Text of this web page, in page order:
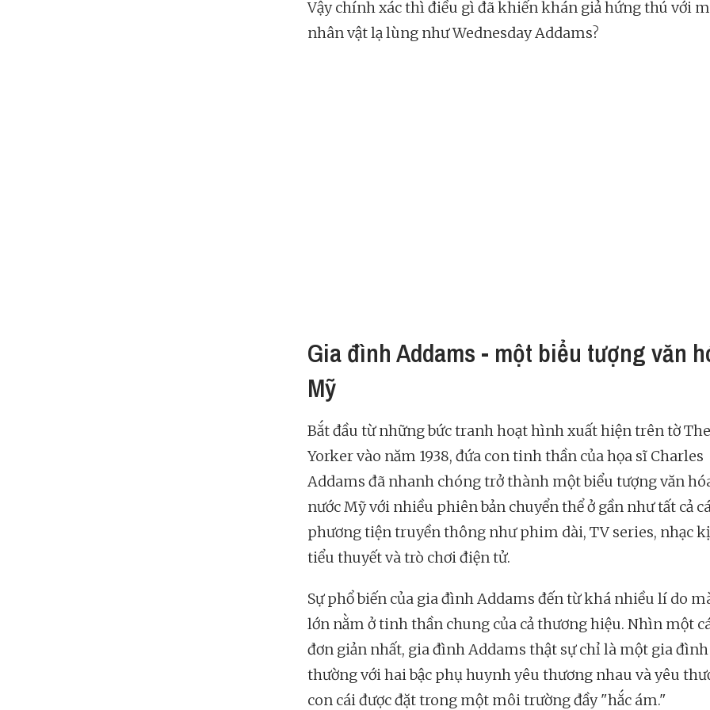
Vậy chính xác thì điều gì đã khiến khán giả hứng thú với
nhân vật lạ lùng như Wednesday Addams?
Gia đình Addams - một biểu tượng văn
Mỹ
Bắt đầu từ những bức tranh hoạt hình xuất hiện trên tờ
Yorker vào năm 1938, đứa con tinh thần của họa sĩ Charles
Addams đã nhanh chóng trở thành một biểu tượng văn
nước Mỹ với nhiều phiên bản chuyển thể ở gần như tất cả
phương tiện truyền thông như phim dài, TV series, nhạc
tiểu thuyết và trò chơi điện tử.
Sự phổ biến của gia đình Addams đến từ khá nhiều lí do
lớn nằm ở tinh thần chung của cả thương hiệu. Nhìn một
đơn giản nhất, gia đình Addams thật sự chỉ là một gia
thường với hai bậc phụ huynh yêu thương nhau và yêu
con cái được đặt trong một môi trường đầy "hắc ám."